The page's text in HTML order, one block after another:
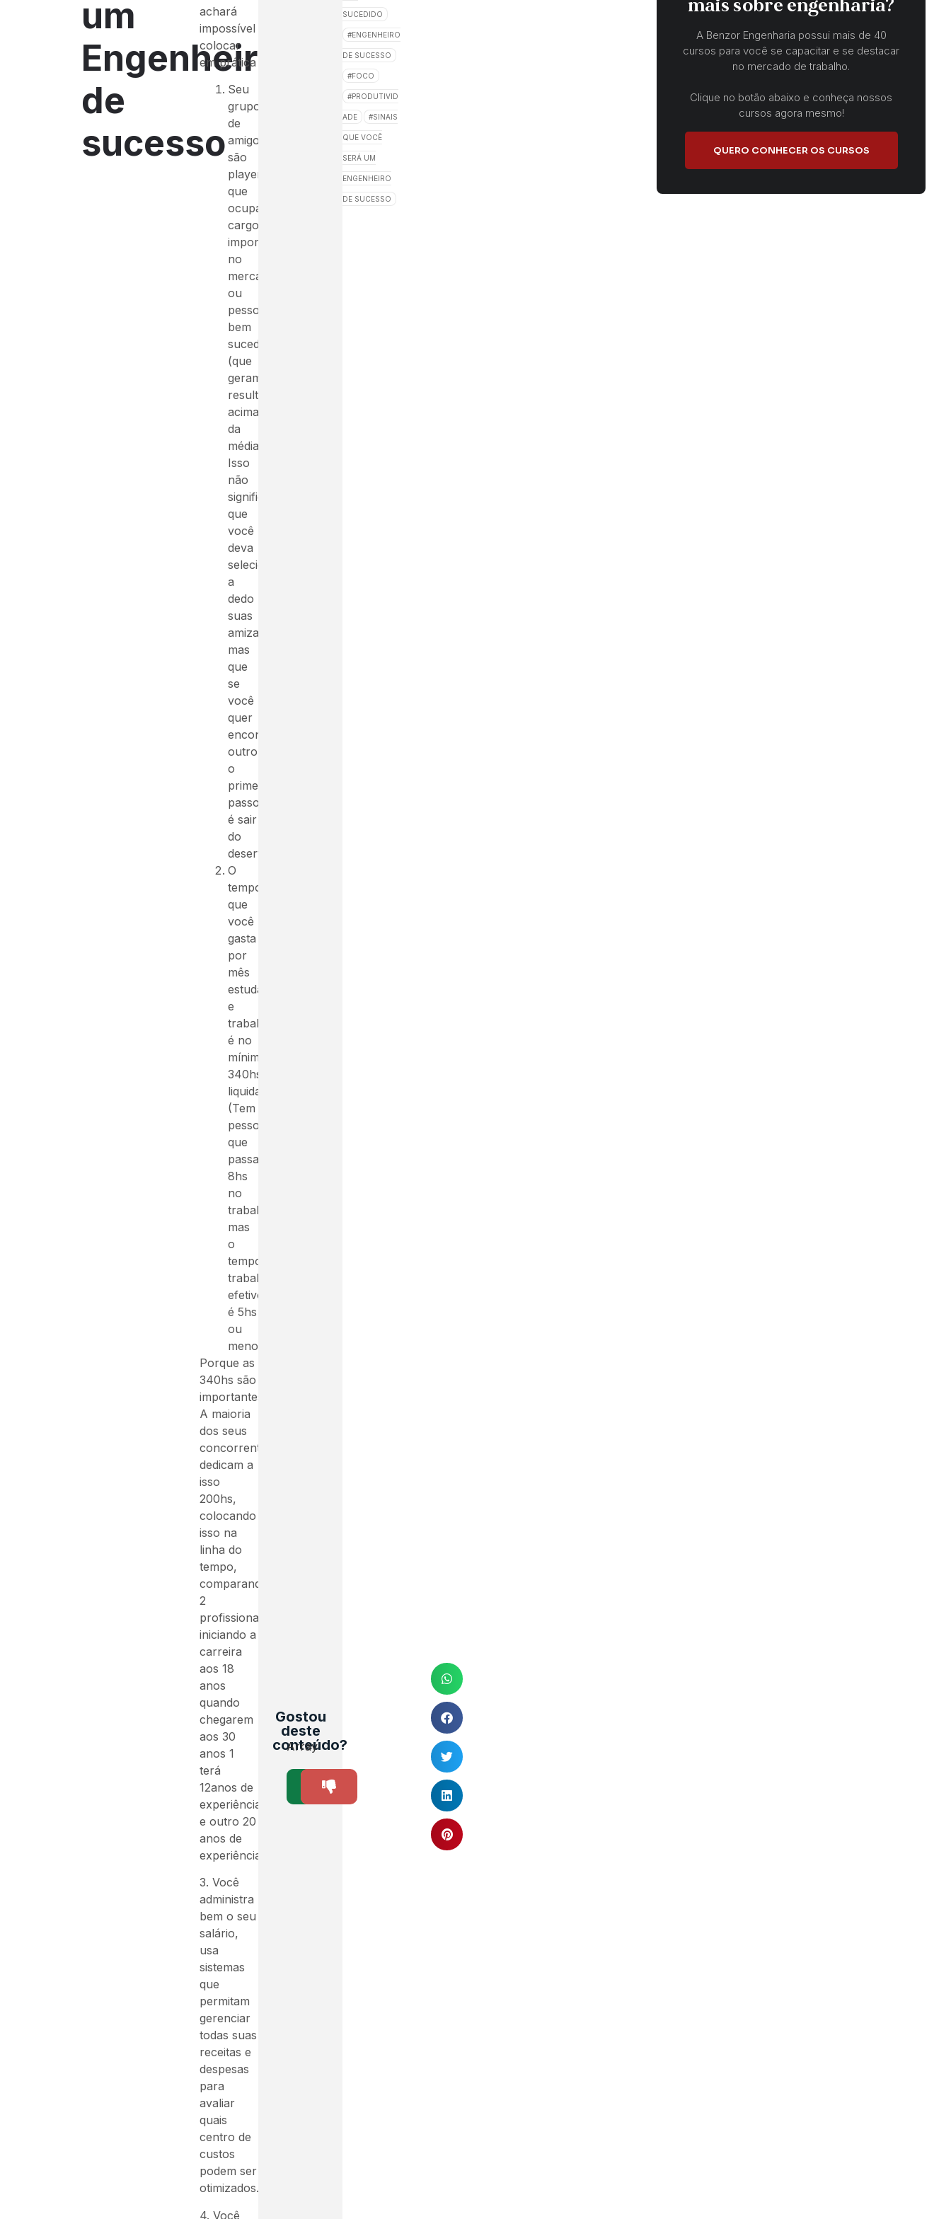
um
Engenheiro
de
sucesso
achará
impossível
colocar
em prática
Seu
grupo
de
amigos
são
players
que
ocupam
cargos
importantes
no
mercado
ou
pessoas
bem
sucedidas
(que
geram
resultados
acima
da
média).
Isso
não
significa
que
você
deva
selecionar
a
dedo
suas
amizades,
mas
que
se
você
quer
encontrar
outro
o
primeiro
passo
é sair
do
deserto.
O
tempo
que
você
gasta
por
mês
estudando
e
trabalhando
é no
mínimo
340hs
liquidas
(Tem
pessoas
que
passam
8hs
no
trabalho,
mas
o
tempo
trabalhado
efetivo
é 5hs
ou
menos).
Porque as
340hs são
importantes?
A maioria
dos seus
concorrentes
dedicam a
isso
200hs,
colocando
isso na
linha do
tempo,
comparando
2
profissionais
iniciando a
carreira
aos 18
anos
quando
chegarem
aos 30
anos 1
terá
12anos de
experiência
e outro 20
anos de
experiência
3. Você
administra
bem o seu
salário,
usa
sistemas
que
permitam
gerenciar
todas suas
receitas e
despesas
para
avaliar
quais
centro de
custos
podem ser
otimizados.
4. Você
Gostou
deste
conteúdo?
Array
SUCEDIDO
ENGENHEIRO
DE SUCESSO
FOCO
PRODUTIVID
ADE SINAIS
QUE VOCÊ
SERÁ UM
ENGENHEIRO
DE SUCESSO
mais sobre engenharia?
A Benzor Engenharia possui mais de 40
cursos para você se capacitar e se destacar
no mercado de trabalho.
Clique no botão abaixo e conheça nossos
cursos agora mesmo!
QUERO CONHECER OS CURSOS